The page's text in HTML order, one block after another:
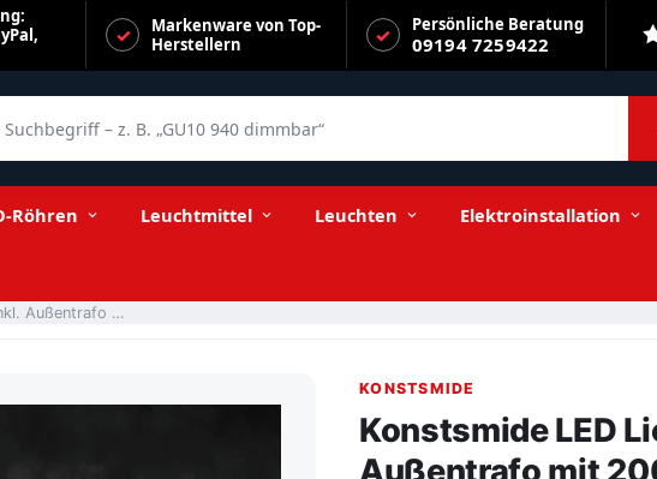
Markenware von Top-
Herstellern
Persönliche Beratung
09194 7259422
Röhren Leuchtmittel Leuchten Elektroinstallation
Konstsmide LED Lichtervorhang Eisregen inkl. Außentrafo mit 200 Dioden Gesamtlänge 16
KONSTSMIDE
Konstsmide LED
mit 200 Dioden Gesamtlänge 16